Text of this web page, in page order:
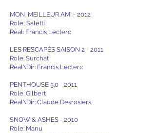
MON MEILLEUR AMI - 2012
Role; Saletti
Réal: Francis Leclerc
LES RESCAPÉS SAISON 2 - 2011
Role: Surchat
Réal\Dir: Francis Leclerc
PENTHOUSE 5.0 - 2011
Role: Gilbert
Réal\Dir: Claude Desrosiers
SNOW & ASHES - 2010
Role: Manu